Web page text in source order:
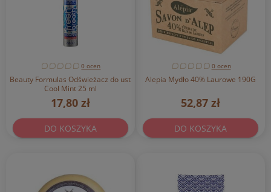
0 ocen
Beauty Formulas Odświeżacz do ust
Cool Mint 25 ml
17,80 zł
DO KOSZYKA
0 ocen
Alepia Mydło 40% Laurowe 190G
52,87 zł
DO KOSZYKA